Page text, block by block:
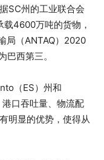
SC州的工业联合会
载4600万吨的货物，
局（ANTAQ）2020
西第三。
（ES）州和
口吞吐量、物流配
明显的优势，使得从